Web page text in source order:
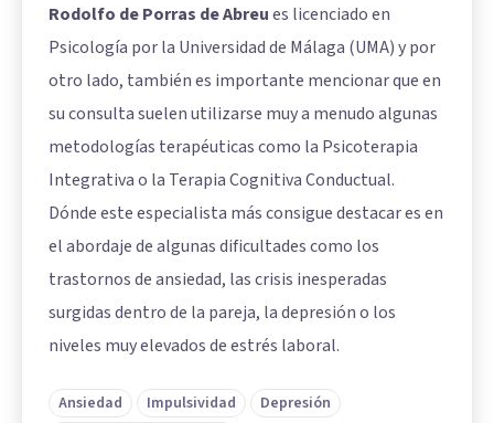
Rodolfo de Porras de Abreues licenciado en
Psicología por la Universidad de Málaga (UMA) y por
otro lado, también es importante mencionar que en
su consulta suelen utilizarse muy a menudo algunas
metodologías terapéuticas como la Psicoterapia
Integrativa o la Terapia Cognitiva Conductual.
Dónde este especialista más consigue destacar es en
el abordaje de algunas dificultades como los
trastornos de ansiedad, las crisis inesperadas
surgidas dentro de la pareja, la depresión o los
niveles muy elevados de estrés laboral.
Ansiedad Impulsividad
Depresión